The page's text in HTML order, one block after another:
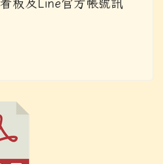
板及Line官方帳號訊